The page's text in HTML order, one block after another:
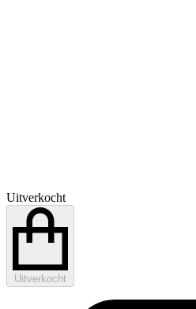
Uitverkocht
Uitverkocht